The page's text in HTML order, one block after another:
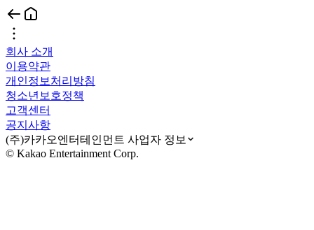
회사 소개
이용약관
개인정보처리방침
청소년보호정책
고객센터
공지사항
(주)카카오엔터테인먼트 사업자 정보
© Kakao Entertainment Corp.